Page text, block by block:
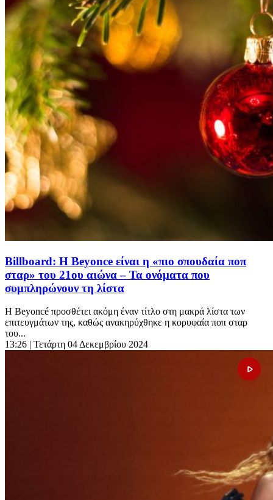
Billboard: Η Beyonce είναι η «πιο σπουδαία ποπ
σταρ» του 21ου αιώνα – Τα ονόματα που
συμπληρώνουν τη λίστα
Η Beyoncé προσθέτει ακόμη έναν τίτλο στη μακρά λίστα των
επιτευγμάτων της, καθώς ανακηρύχθηκε η κορυφαία ποπ σταρ
του...
13:26 | Τετάρτη 04 Δεκεμβρίου 2024